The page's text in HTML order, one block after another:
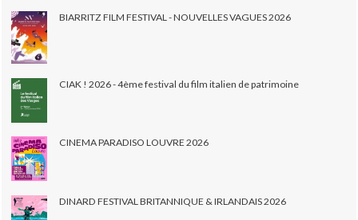
BIARRITZ FILM FESTIVAL - NOUVELLES VAGUES 2026
CIAK ! 2026 - 4ème festival du film italien de patrimoine
CINEMA PARADISO LOUVRE 2026
DINARD FESTIVAL BRITANNIQUE & IRLANDAIS 2026